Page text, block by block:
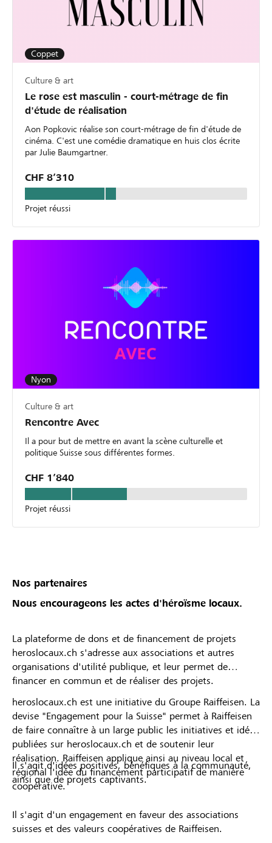
Coppet
Culture & art
Le rose est masculin - court-métrage de fin
d'étude de réalisation
Aon Popkovic réalise son court-métrage de fin d'étude de
cinéma. C'est une comédie dramatique en huis clos écrite
par Julie Baumgartner.
CHF 8’310
Projet réussi
Nyon
Culture & art
Rencontre Avec
Il a pour but de mettre en avant la scène culturelle et
politique Suisse sous différentes formes.
CHF 1’840
Projet réussi
Nos partenaires
Nous encourageons les actes d'héroïsme locaux.
La plateforme de dons et de financement de projets
heroslocaux.ch s'adresse aux associations et autres
organisations d'utilité publique, et leur permet de
financer en commun et de réaliser des projets.
heroslocaux.ch est une initiative du Groupe Raiffeisen. La
devise "Engagement pour la Suisse" permet à Raiffeisen
de faire connaître à un large public les initiatives et idées
publiées sur heroslocaux.ch et de soutenir leur
réalisation. Raiffeisen applique ainsi au niveau local et
régional l'idée du financement participatif de manière
coopérative.
Il s'agit d'idées positives, bénéfiques à la communauté,
ainsi que de projets captivants.
Il s'agit d'un engagement en faveur des associations
suisses et des valeurs coopératives de Raiffeisen.